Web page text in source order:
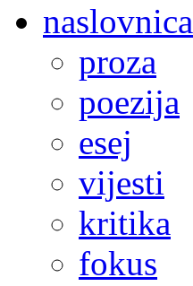
naslovnica
proza
poezija
esej
vijesti
kritika
fokus